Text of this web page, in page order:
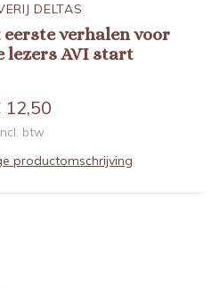
DELTAS
verhalen voor
lezers AVI start
12,50
btw
productomschrijving